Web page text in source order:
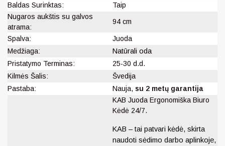
Baldas Surinktas:
Taip
Nugaros aukštis su galvos
atrama:
94 cm
Spalva:
Juoda
Medžiaga:
Natūrali oda
Pristatymo Terminas:
25-30 d.d.
Kilmės Šalis:
Švedija
Pastaba:
Nauja, su 2 metų garantija
KAB Juoda Ergonomiška Biuro
Kėdė 24/7.
KAB – tai patvari kėdė, skirta
naudoti sėdimo darbo aplinkoje,